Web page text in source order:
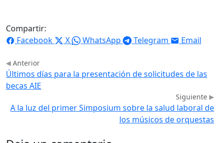
Compartir:
Facebook
X WhatsApp Telegram Email
Anterior
Últimos días para la presentación de solicitudes de las
becas AIE
Siguiente
A la luz del primer Simposium sobre la salud laboral de
los músicos de orquestas